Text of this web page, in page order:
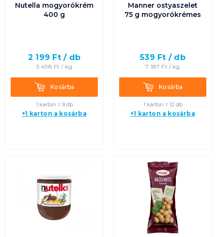
Nutella mogyorókrém
400 g
2 199 Ft / db
5 498 Ft / kg
KosárbaKosárba
1 karton = 9 db
+1 karton a kosárba
Manner ostyaszelet
75 g mogyorókrémes
539 Ft / db
7 187 Ft / kg
KosárbaKosárba
1 karton = 12 db
+1 karton a kosárba